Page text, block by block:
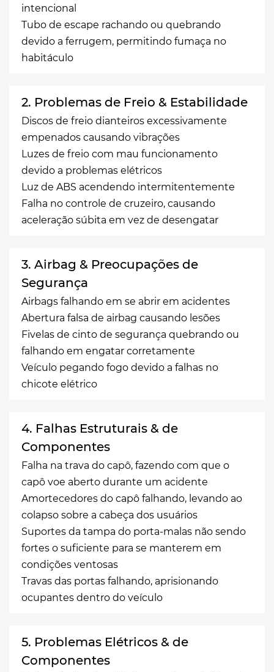
intencional
Tubo de escape rachando ou quebrando
devido a ferrugem, permitindo fumaça no
habitáculo
2. Problemas de Freio & Estabilidade
Discos de freio dianteiros excessivamente
empenados causando vibrações
Luzes de freio com mau funcionamento
devido a problemas elétricos
Luz de ABS acendendo intermitentemente
Falha no controle de cruzeiro, causando
aceleração súbita em vez de desengatar
3. Airbag & Preocupações de
Segurança
Airbags falhando em se abrir em acidentes
Abertura falsa de airbag causando lesões
Fivelas de cinto de segurança quebrando ou
falhando em engatar corretamente
Veículo pegando fogo devido a falhas no
chicote elétrico
4. Falhas Estruturais & de
Componentes
Falha na trava do capô, fazendo com que o
capô voe aberto durante um acidente
Amortecedores do capô falhando, levando ao
colapso sobre a cabeça dos usuários
Suportes da tampa do porta-malas não sendo
fortes o suficiente para se manterem em
condições ventosas
Travas das portas falhando, aprisionando
ocupantes dentro do veículo
5. Problemas Elétricos & de
Componentes